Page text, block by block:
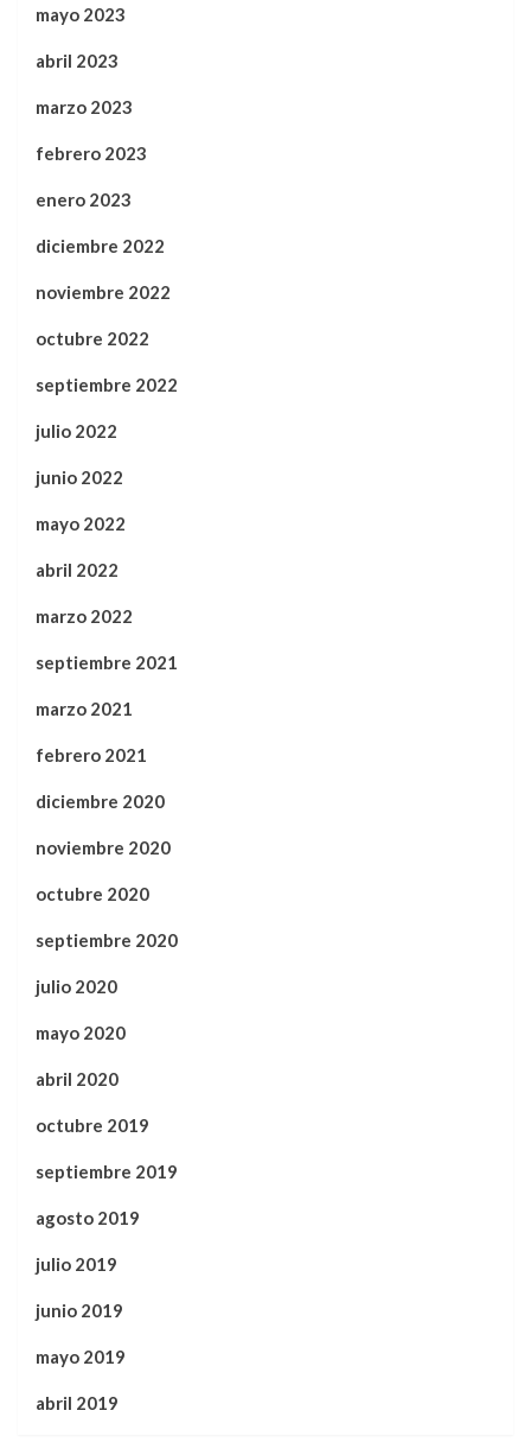
mayo 2023
abril 2023
marzo 2023
febrero 2023
enero 2023
diciembre 2022
noviembre 2022
octubre 2022
septiembre 2022
julio 2022
junio 2022
mayo 2022
abril 2022
marzo 2022
septiembre 2021
marzo 2021
febrero 2021
diciembre 2020
noviembre 2020
octubre 2020
septiembre 2020
julio 2020
mayo 2020
abril 2020
octubre 2019
septiembre 2019
agosto 2019
julio 2019
junio 2019
mayo 2019
abril 2019